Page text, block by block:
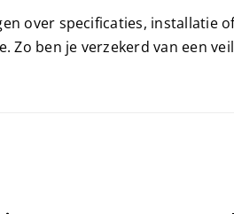
over specificaties, installatie
Zo ben je verzekerd van een